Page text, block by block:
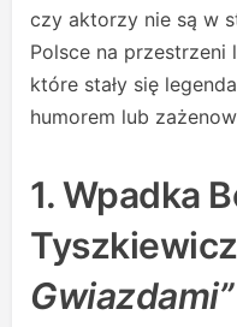
czy aktorzy nie są w
Polsce na przestrzeni
które stały się
humorem lub
1. Wpadka
Gwiazdami”